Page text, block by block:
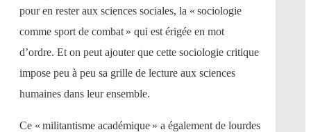
pour en rester aux sciences sociales, la « sociologie
comme sport de combat » qui est érigée en mot
d’ordre. Et on peut ajouter que cette sociologie critique
impose peu à peu sa grille de lecture aux sciences
humaines dans leur ensemble.
Ce « militantisme académique » a également de lourdes